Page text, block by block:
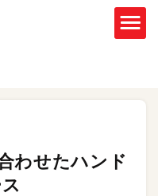
わせたハンド